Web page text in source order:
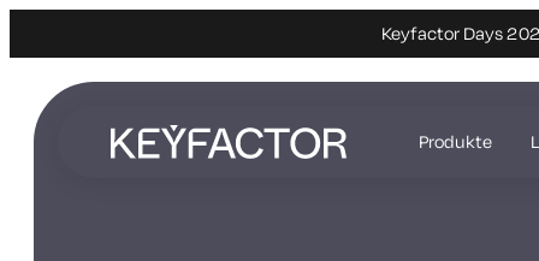
Keyfactor Days
Zum
springen
Produkte